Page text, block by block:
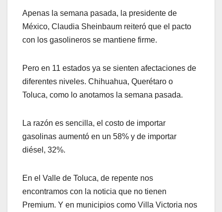
Apenas la semana pasada, la presidente de
México, Claudia Sheinbaum reiteró que el pacto
con los gasolineros se mantiene firme.
Pero en 11 estados ya se sienten afectaciones de
diferentes niveles. Chihuahua, Querétaro o
Toluca, como lo anotamos la semana pasada.
La razón es sencilla, el costo de importar
gasolinas aumentó en un 58% y de importar
diésel, 32%.
En el Valle de Toluca, de repente nos
encontramos con la noticia que no tienen
Premium. Y en municipios como Villa Victoria nos